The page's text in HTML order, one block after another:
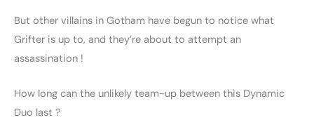
But other villains in Gotham have begun to notice what
Grifter is up to, and they’re about to attempt an
assassination !
How long can the unlikely team-up between this Dynamic
Duo last ?